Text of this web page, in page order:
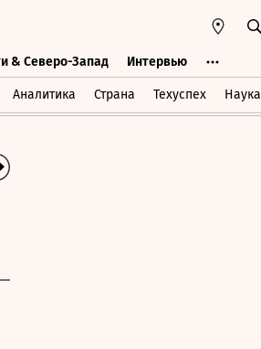
& Северо-Запад Интервью
Аналитика Страна Техуспех Наука
& Северо-Запад Интервью